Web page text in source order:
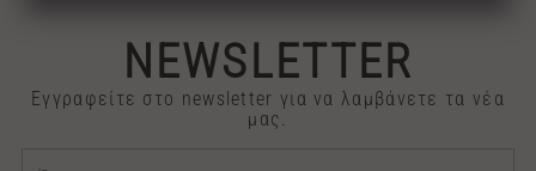
NEWSLETTER
Εγγραφείτε στο newsletter για να λαμβάνετε τα νέα
μας.